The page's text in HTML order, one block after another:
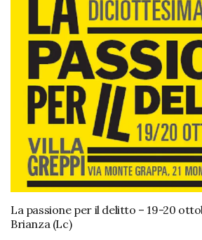
La passione per il delitto – 19-20
Brianza (Lc)